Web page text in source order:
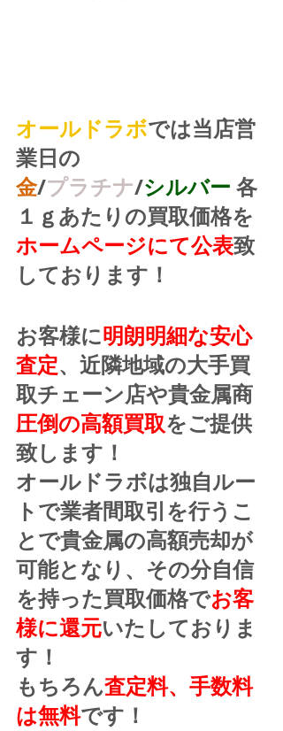
オールドラボでは当店営
業日の
金/プラチナ/シルバー 各
１ｇあたりの買取価格を
ホームページにて公表致
しております！
お客様に明朗明細な安心
査定、近隣地域の大手買
取チェーン店や貴金属商
圧倒の高額買取をご提供
致します！
オールドラボは独自ルー
トで業者間取引を行うこ
とで貴金属の高額売却が
可能となり、その分自信
を持った買取価格でお客
様に還元いたしておりま
す！
もちろん査定料、手数料
は無料です！